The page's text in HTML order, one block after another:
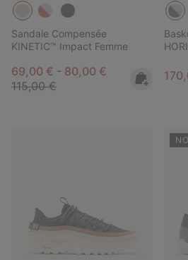
Sandale Compensée
KINETIC™ Impact Femme
Minimum sale price:
69,00 € - Maximum sale price:
80,00 € Regular price:
115,00 €